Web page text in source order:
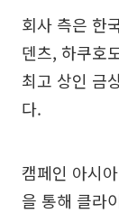
회사 측은 한
덴츠, 하쿠호
최고 상인 금
다.
캠페인 아시
을 통해 클라